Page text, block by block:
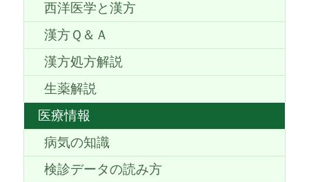
西洋医学と漢方
漢方Ｑ＆Ａ
漢方処方解説
生薬解説
医療情報
病気の知識
検診データの読み方